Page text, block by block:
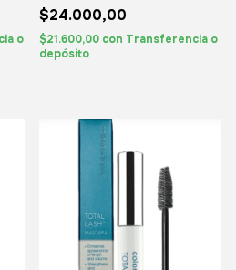
o
$24.000,00
$21.600,00 con Transferencia o
depósito